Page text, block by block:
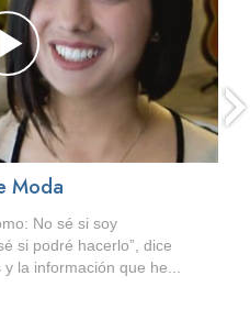
Moda
No sé si soy
si podré hacerlo”, dice
la información que he...